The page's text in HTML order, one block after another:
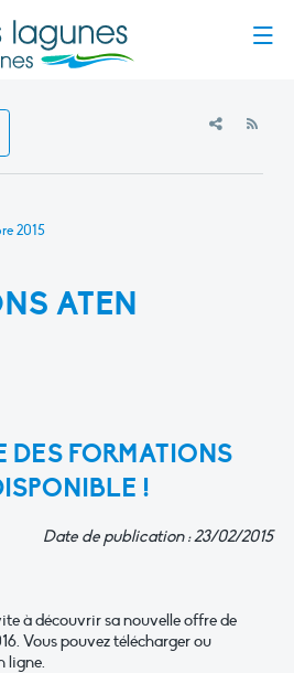
2015
ATEN
DES FORMATIONS
!
Date de publication : 23/02/2015
à découvrir sa nouvelle offre de
Vous pouvez télécharger ou
ligne.